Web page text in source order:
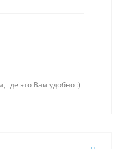
где это Вам удобно :)